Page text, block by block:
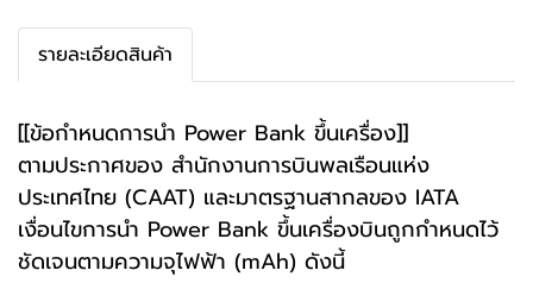
รายละเอียดสินค้า
[[ข้อกำหนดการนำ Power Bank ขึ้นเครื่อง]]
ตามประกาศของ สำนักงานการบินพลเรือนแห่ง
ประเทศไทย (CAAT) และมาตรฐานสากลของ IATA
เงื่อนไขการนำ Power Bank ขึ้นเครื่องบินถูกกำหนดไว้
ชัดเจนตามความจุไฟฟ้า (mAh) ดังนี้